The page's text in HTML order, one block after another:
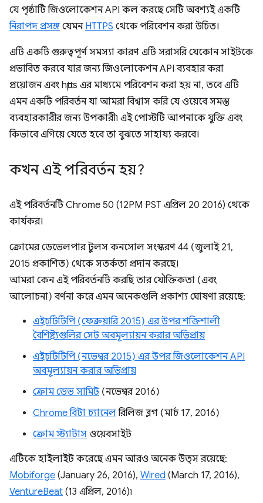
যে পৃষ্ঠাটি জিওলোকেশন API কল করছে সেটি অবশ্যই একটি
নিরাপদ প্রসঙ্গ যেমন HTTPS থেকে পরিবেশন করা উচিত।
এটি একটি গুরুত্বপূর্ণ সমস্যা কারণ এটি সরাসরি যেকোন সাইটকে
প্রভাবিত করবে যার জন্য জিওলোকেশন API ব্যবহার করা
প্রয়োজন এবং https এর মাধ্যমে পরিবেশন করা হয় না, তবে এটি
এমন একটি পরিবর্তন যা আমরা বিশ্বাস করি যে ওয়েবে সমস্ত
ব্যবহারকারীর জন্য উপকারী৷ এই পোস্টটি আপনাকে যুক্তি এবং
কিভাবে এগিয়ে যেতে হবে তা বুঝতে সাহায্য করবে।
কখন এই পরিবর্তন হয়?
এই পরিবর্তনটি Chrome 50 (12PM PST এপ্রিল 20 2016) থেকে
কার্যকর।
ক্রোমের ডেভেলপার টুলস কনসোল সংস্করণ 44 (জুলাই 21,
2015 প্রকাশিত) থেকে সতর্কতা প্রদান করছে।
আমরা কেন এই পরিবর্তনটি করছি তার যৌক্তিকতা (এবং
আলোচনা) বর্ণনা করে এমন অনেকগুলি প্রকাশ্য ঘোষণা রয়েছে:
এইচটিটিপি (ফেব্রুয়ারি 2015) এর উপর শক্তিশালী
বৈশিষ্ট্যগুলির সেট অবমূল্যায়ন করার অভিপ্রায়
এইচটিটিপি (নভেম্বর 2015) এর উপর জিওলোকেশন API
অবমূল্যায়ন করার অভিপ্রায়
ক্রোম ডেভ সামিট(নভেম্বর 2016)
Chrome বিটা চ্যানেলরিলিজ ব্লগ (মার্চ 17, 2016)
ক্রোম স্ট্যাটাস ওয়েবসাইট
এটিকে হাইলাইট করেছে এমন আরও অনেক উত্স রয়েছে:
Mobiforge (January 26, 2016), Wired (March 17, 2016),
VentureBeat (13 এপ্রিল, 2016)৷